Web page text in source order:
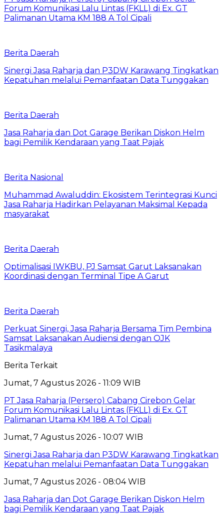
Forum Komunikasi Lalu Lintas (FKLL) di Ex. GT
Palimanan Utama KM 188 A Tol Cipali
Berita Daerah
Sinergi Jasa Raharja dan P3DW Karawang Tingkatkan
Kepatuhan melalui Pemanfaatan Data Tunggakan
Berita Daerah
Jasa Raharja dan Dot Garage Berikan Diskon Helm
bagi Pemilik Kendaraan yang Taat Pajak
Berita Nasional
Muhammad Awaluddin: Ekosistem Terintegrasi Kunci
Jasa Raharja Hadirkan Pelayanan Maksimal Kepada
masyarakat
Berita Daerah
Optimalisasi IWKBU, PJ Samsat Garut Laksanakan
Koordinasi dengan Terminal Tipe A Garut
Berita Daerah
Perkuat Sinergi, Jasa Raharja Bersama Tim Pembina
Samsat Laksanakan Audiensi dengan OJK
Tasikmalaya
Berita Terkait
Jumat, 7 Agustus 2026 - 11:09 WIB
PT Jasa Raharja (Persero) Cabang Cirebon Gelar
Forum Komunikasi Lalu Lintas (FKLL) di Ex. GT
Palimanan Utama KM 188 A Tol Cipali
Jumat, 7 Agustus 2026 - 10:07 WIB
Sinergi Jasa Raharja dan P3DW Karawang Tingkatkan
Kepatuhan melalui Pemanfaatan Data Tunggakan
Jumat, 7 Agustus 2026 - 08:04 WIB
Jasa Raharja dan Dot Garage Berikan Diskon Helm
bagi Pemilik Kendaraan yang Taat Pajak